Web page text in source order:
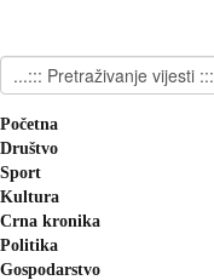
Početna
Društvo
Sport
Kultura
Crna kronika
Politika
Gospodarstvo